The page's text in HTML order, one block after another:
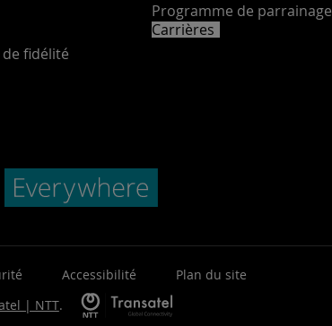
fidélité
Programme de parrainage
Carrières
Accessibilité
Plan du site
| NTT.